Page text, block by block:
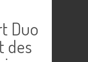
Duo
des